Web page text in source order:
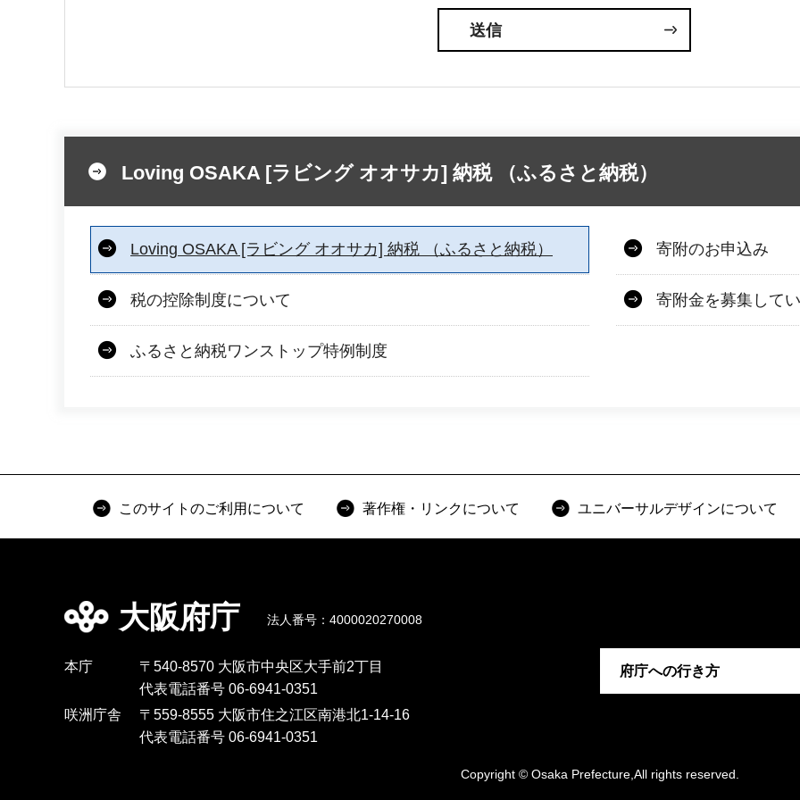
Loving OSAKA [ラビング オオサカ] 納税 （ふるさと納税）
Loving OSAKA [ラビング オオサカ] 納税 （ふるさと納税） 寄附のお申込み
税の控除制度について 寄附金を募集して
ふるさと納税ワンストップ特例制度
このサイトのご利用について 著作権・リンクについて ユニバーサルデザインについて
大阪府庁 法人番号：4000020270008
本庁
〒540-8570 大阪市中央区大手前2丁目
代表電話番号 06-6941-0351
咲洲庁舎
〒559-8555 大阪市住之江区南港北1-14-16
代表電話番号 06-6941-0351
府庁への行き方
Copyright © Osaka Prefecture,All rights reserved.